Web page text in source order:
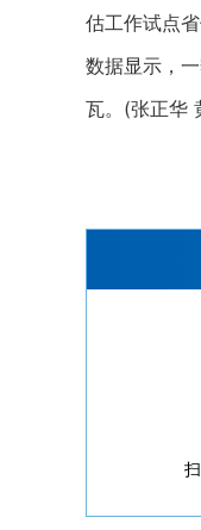
估工作试点
数据显示，
瓦。(张正华